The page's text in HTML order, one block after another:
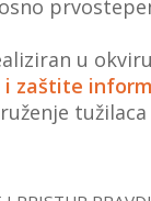
u
zaštite